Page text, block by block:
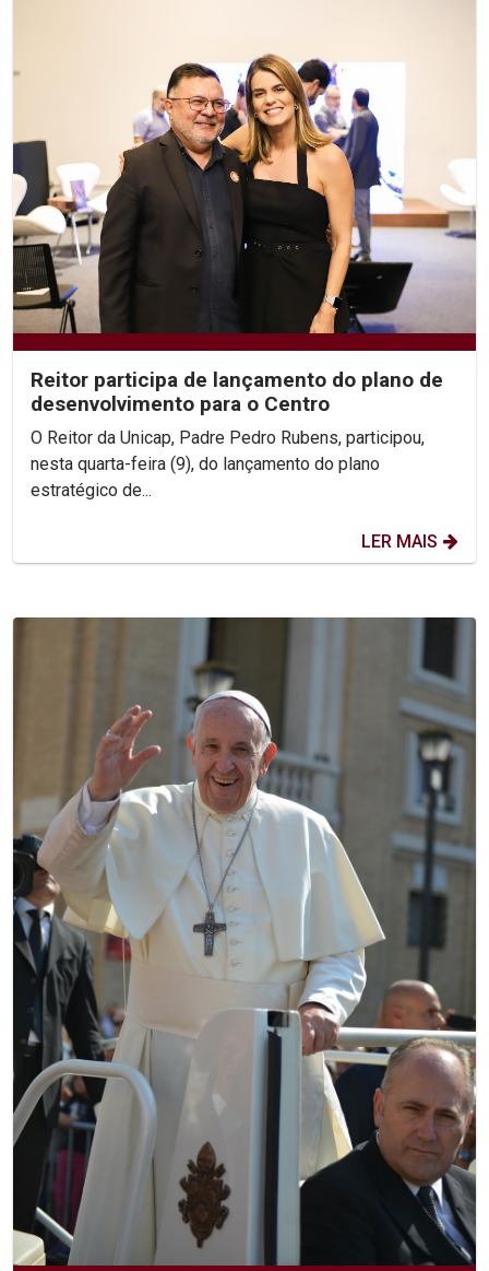
Reitor participa de lançamento do plano de
desenvolvimento para o Centro
O Reitor da Unicap, Padre Pedro Rubens, participou,
nesta quarta-feira (9), do lançamento do plano
estratégico de...
LER MAIS